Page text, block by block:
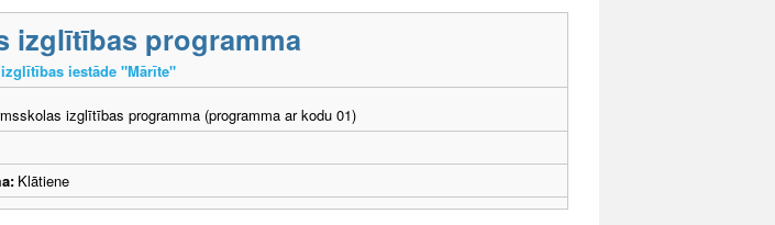
izglītības programma
iestāde "Mārīte"
izglītības programma (programma ar kodu 01)
Klātiene